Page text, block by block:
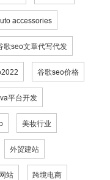
accessories
歌seo文章代写代发
谷歌seo价格
平台开发
美妆行业
外贸建站
站 跨境电商